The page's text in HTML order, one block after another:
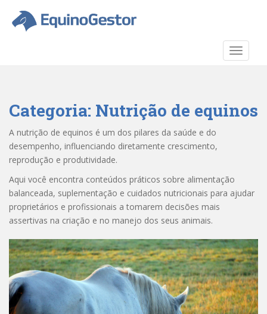
Categoria: Nutrição de equinos
A nutrição de equinos é um dos pilares da saúde e do
desempenho, influenciando diretamente crescimento,
reprodução e produtividade.
Aqui você encontra conteúdos práticos sobre alimentação
balanceada, suplementação e cuidados nutricionais para ajudar
proprietários e profissionais a tomarem decisões mais
assertivas na criação e no manejo dos seus animais.